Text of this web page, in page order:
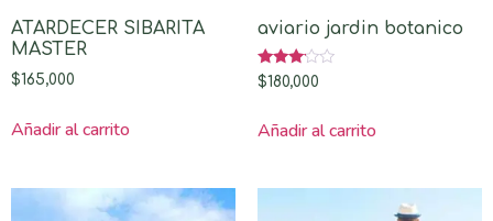
ATARDECER SIBARITA
MASTER
$165,000
Añadir al carrito
aviario jardin botanico
Valorado
con
$180,000
Añadir al carrito